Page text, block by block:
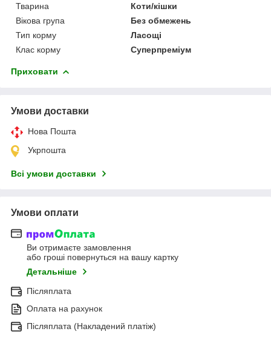
Тварина
Коти/кішки
Вікова група
Без обмежень
Тип корму
Ласощі
Клас корму
Суперпреміум
Приховати
Умови доставки
Нова Пошта
Укрпошта
Всі умови доставки
Умови оплати
Ви отримаєте замовлення
або гроші повернуться на вашу картку
Детальніше
Післяплата
Оплата на рахунок
Післяплата (Накладений платіж)